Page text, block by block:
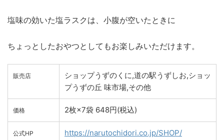
塩味の効いた塩ラスクは、小腹が空いたときに
ちょっとしたおやつとしてもお楽しみいただけます。
販売店
ショップうずのくに,道の駅うずしお,ショッ
プうずの丘 味市場,その他
価格 2枚×7袋 648円(税込)
公式HP https://narutochidori.co.jp/SHOP/